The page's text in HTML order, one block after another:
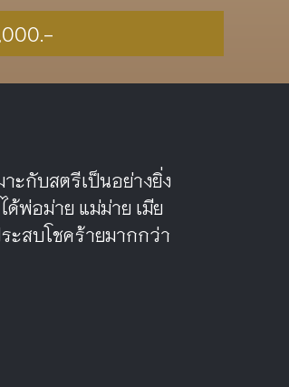
ะกับสตรีเป็นอย่างยิ่ง
พ่อม่าย แม่ม่าย เมีย
สบโชคร้ายมากกว่า